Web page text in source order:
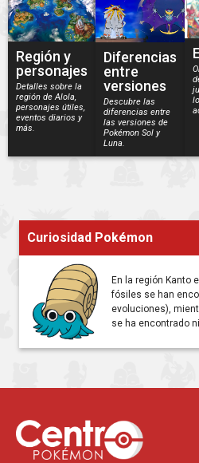
Región y
personajes
Detalles sobre la
región de Alola,
personajes útiles,
eventos diarios y
más.
Diferencias
entre
versiones
Descubre las
diferencias entre
las versiones de
Pokémon Sol y
Luna.
Curiosidad Pokémon
En la región Kanto
fósiles se han
evoluciones),
se ha encontrado